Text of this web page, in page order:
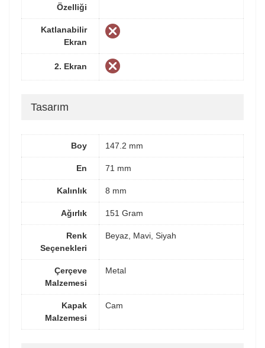
Özelliği
Katlanabilir
Ekran
2. Ekran
Tasarım
Boy 147.2 mm
En 71 mm
Kalınlık 8 mm
Ağırlık 151 Gram
Renk
Seçenekleri
Beyaz, Mavi, Siyah
Çerçeve
Malzemesi
Metal
Kapak
Malzemesi
Cam